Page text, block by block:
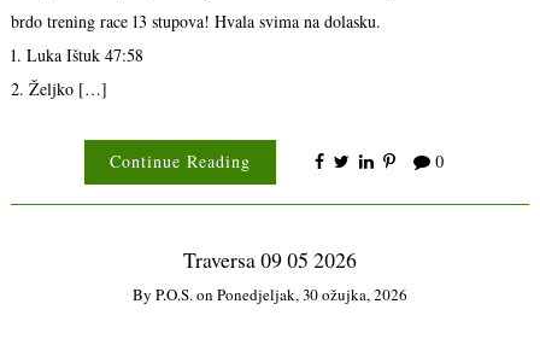
brdo trening race 13 stupova! Hvala svima na dolasku.
1. Luka Ištuk 47:58
2. Željko […]
Continue Reading 0
Traversa 09 05 2026
By P.o.s.on Ponedjeljak, 30 ožujka, 2026